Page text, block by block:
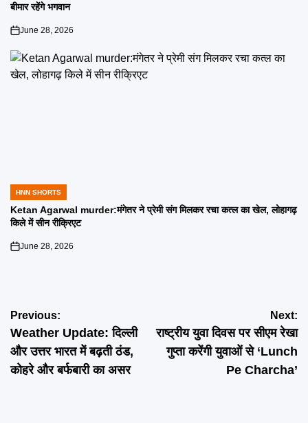
बीमार रहेंगे भगवान
on
June 28, 2026
POSTED
IN
HNN SHORTS
Ketan Agarwal murder:मंगेतर ने प्रेमी संग मिलकर रचा कत्ल का खेल, लोहागढ़
किले में सीन रीक्रिएट
on
June 28, 2026
Post
navigation
Previous:
Weather Update: दिल्ली
और उत्तर भारत में बढ़ती ठंड,
कोहरे और बर्फबारी का असर
Next:
राष्ट्रीय युवा दिवस पर सीएम रेखा
गुप्ता करेंगी युवाओं से ‘Lunch
Pe Charcha’